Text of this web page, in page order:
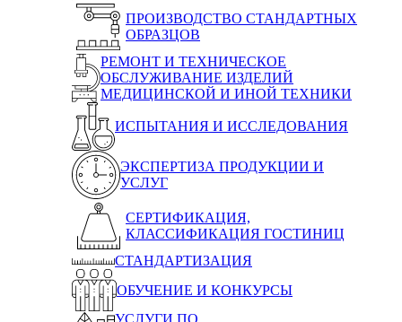
ПРОИЗВОДСТВО СТАНДАРТНЫХ
ОБРАЗЦОВ
РЕМОНТ И ТЕХНИЧЕСКОЕ
ОБСЛУЖИВАНИЕ ИЗДЕЛИЙ
МЕДИЦИНСКОЙ И ИНОЙ ТЕХНИКИ
ИСПЫТАНИЯ И ИССЛЕДОВАНИЯ
ЭКСПЕРТИЗА ПРОДУКЦИИ И
УСЛУГ
СЕРТИФИКАЦИЯ,
КЛАССИФИКАЦИЯ ГОСТИНИЦ
СТАНДАРТИЗАЦИЯ
ОБУЧЕНИЕ И КОНКУРСЫ
УСЛУГИ ПО